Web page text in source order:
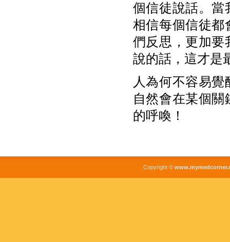
個信徒說話。當
相信每個信徒都
們反思，更加要
說的話，這才是
人為何不容易
自然會在某個
的呼喚！
Copyright ©